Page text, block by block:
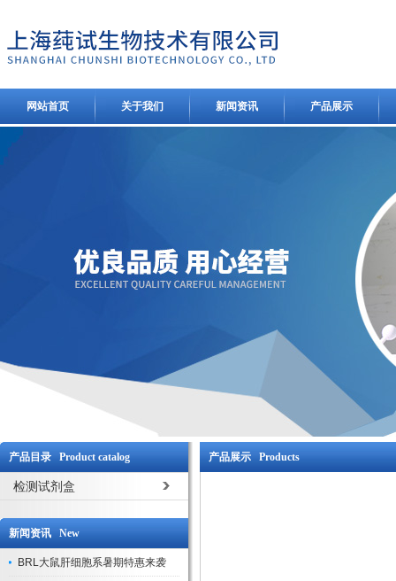
网站首页 关于我们 新闻资讯 产品展示
产品目录 Product catalog
检测试剂盒
新闻资讯 New
BRL大鼠肝细胞系暑期特惠来袭
产品展示 Products